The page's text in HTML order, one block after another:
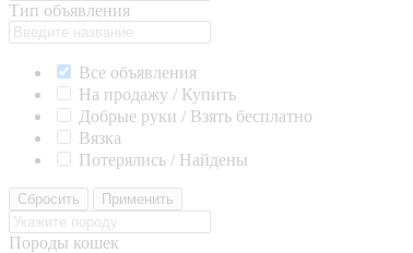
Тип объявления
Все объявления
На продажу / Купить
Добрые руки / Взять бесплатно
Вязка
Потерялись / Найдены
Сбросить Применить
Породы кошек